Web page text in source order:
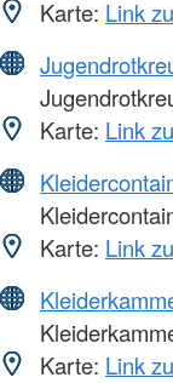
Karte: Link
Karte: Link
Karte: Link
Karte: Link